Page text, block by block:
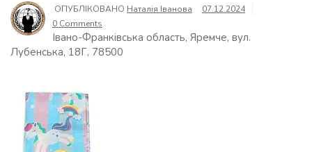
ОПУБЛІКОВАНО Наталія Іванова
07.12.2024
0 Comments
Івано-Франківська область, Яремче, вул.
Лубенська, 18Г, 78500